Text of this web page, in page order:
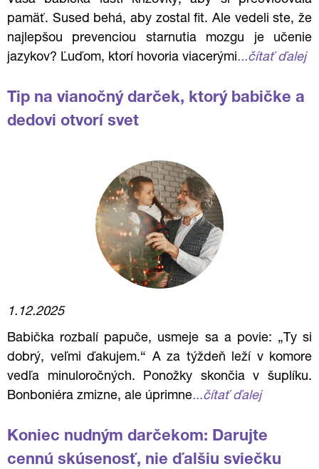
pamäť. Sused behá, aby zostal fit. Ale vedeli ste, že
najlepšou prevenciou starnutia mozgu je učenie
jazykov? Ľuďom, ktorí hovoria viacerými...čítať ďalej
Tip na vianočný darček, ktorý babičke a
dedovi otvorí svet
1.12.2025
Babička rozbalí papuče, usmeje sa a povie: „Ty si
dobrý, veľmi ďakujem.“ A za týždeň leží v komore
vedľa minuloročných. Ponožky skončia v šuplíku.
Bonboniéra zmizne, ale úprimne...čítať ďalej
Koniec nudným darčekom: Darujte
cennú skúsenosť, nie ďalšiu sviečku